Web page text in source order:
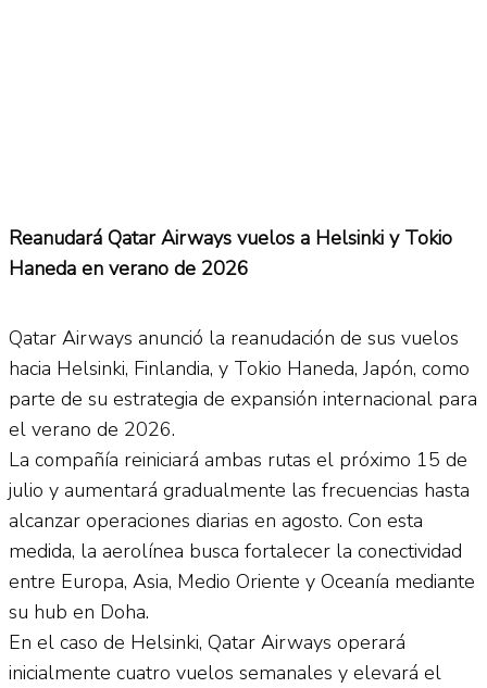
View All Result
Reanudará Qatar Airways vuelos a Helsinki y Tokio
Haneda en verano de 2026
Qatar Airways anunció la reanudación de sus vuelos
hacia Helsinki, Finlandia, y Tokio Haneda, Japón, como
parte de su estrategia de expansión internacional para
el verano de 2026.
La compañía reiniciará ambas rutas el próximo 15 de
julio y aumentará gradualmente las frecuencias hasta
alcanzar operaciones diarias en agosto. Con esta
medida, la aerolínea busca fortalecer la conectividad
entre Europa, Asia, Medio Oriente y Oceanía mediante
su hub en Doha.
En el caso de Helsinki, Qatar Airways operará
inicialmente cuatro vuelos semanales y elevará el